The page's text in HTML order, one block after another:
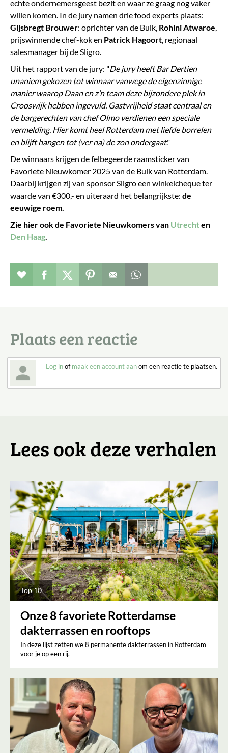
echte ondernemersgeest bezit en waar ze graag nog vaker
willen komen. In de jury namen drie food experts plaats:
Gijsbregt Brouwer: oprichter van de Buik, Rohini Atwaroe,
prijswinnende chef-kok en Patrick Hagoort, regionaal
salesmanager bij de Sligro.
Uit het rapport van de jury: "De jury heeft Bar Dertien
unaniem gekozen tot winnaar vanwege de eigenzinnige
manier waarop Daan en z’n team deze bijzondere plek in
Crooswijk hebben ingevuld. Gastvrijheid staat centraal en
de bargerechten van chef Olmo verdienen een speciale
vermelding. Hier komt heel Rotterdam met liefde borrelen
en blijft hangen tot (ver na) de zon ondergaat."
De winnaars krijgen de felbegeerde raamsticker van
Favoriete Nieuwkomer 2025 van de Buik van Rotterdam.
Daarbij krijgen zij van sponsor Sligro een winkelcheque ter
waarde van €300,- en uiteraard het belangrijkste: de
eeuwige roem.
Zie hier ook de Favoriete Nieuwkomers van Utrechten
Den Haag.
Verhaal toevoegen aan favorieten
Deel dit op facebook
Deel dit op twitter
Deel dit op pinterest
Plaats een reactie
Log inofmaak een account aanom een reactie te plaatsen.
Lees ook deze verhalen
Top 10
Onze 8 favoriete Rotterdamse
dakterrassen en rooftops
In deze lijst zetten we 8 permanente dakterrassen in Rotterdam
voor je op een rij.